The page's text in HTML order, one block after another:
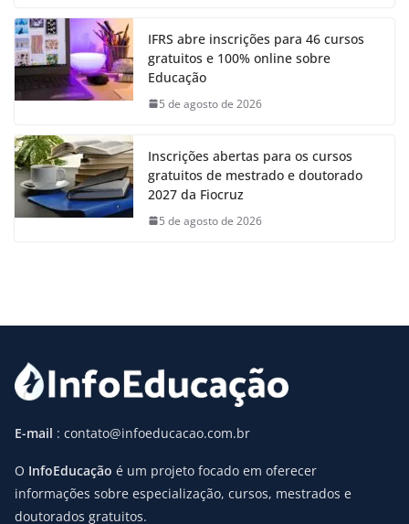
IFRS abre inscrições para 46 cursos
gratuitos e 100% online sobre
Educação
5 de agosto de 2026
Inscrições abertas para os cursos
gratuitos de mestrado e doutorado
2027 da Fiocruz
5 de agosto de 2026
E-mail : contato@infoeducacao.com.br
O InfoEducação é um projeto focado em oferecer
informações sobre especialização, cursos, mestrados e
doutorados gratuitos.